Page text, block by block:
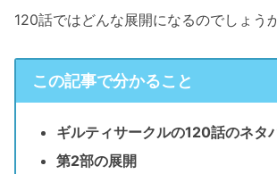
120話ではどんな展開になるのでしょう
この記事で分かること
ギルティサークルの120話のネタ
第2部の展開